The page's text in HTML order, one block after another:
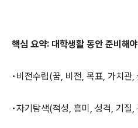
핵심 요약: 대학생활 동안 준비해
• 비전수립(꿈, 비전, 목표, 가치관,
•자기탐색(적성, 흥미 , 성격, 기질,